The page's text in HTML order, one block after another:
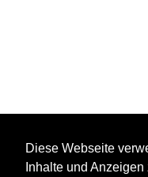
Diese Webseite
Inhalte und